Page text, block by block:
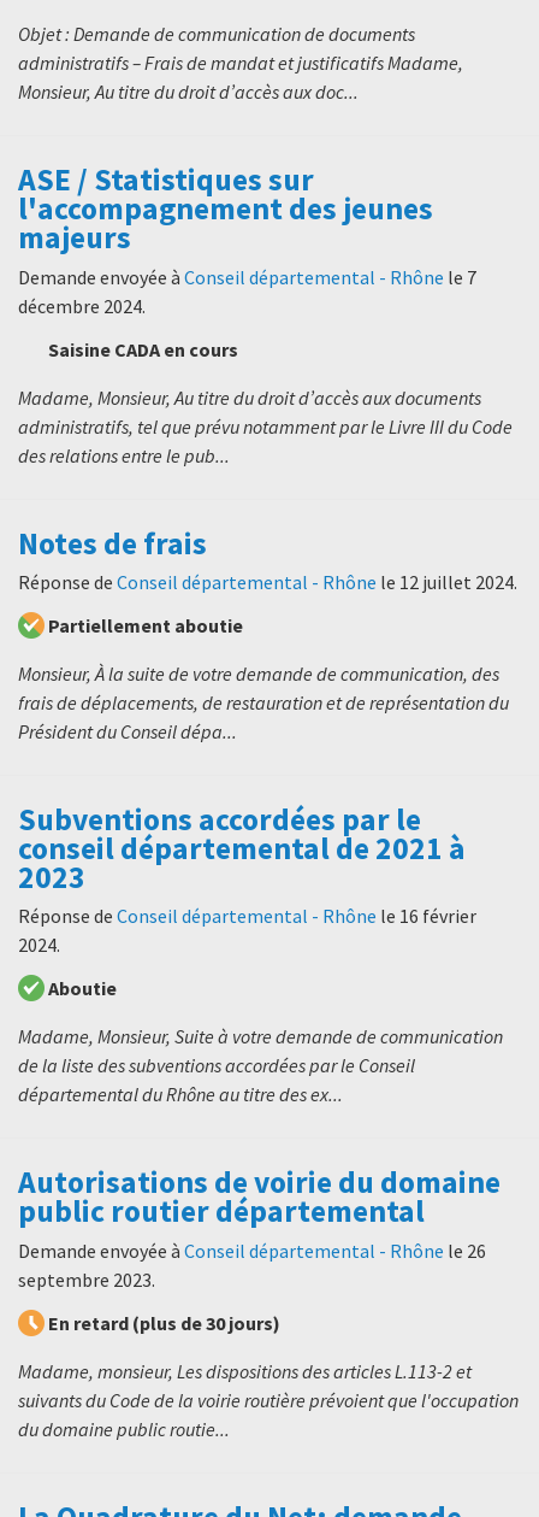
Objet : Demande de communication de documents
administratifs – Frais de mandat et justificatifs Madame,
Monsieur, Au titre du droit d’accès aux doc...
ASE / Statistiques sur
l'accompagnement des jeunes
majeurs
Demande envoyée à Conseil départemental - Rhône le 7
décembre 2024.
Saisine CADA en cours
Madame, Monsieur, Au titre du droit d’accès aux documents
administratifs, tel que prévu notamment par le Livre III du Code
des relations entre le pub...
Notes de frais
Réponse de Conseil départemental - Rhône le 12 juillet 2024.
Partiellement aboutie
Monsieur, À la suite de votre demande de communication, des
frais de déplacements, de restauration et de représentation du
Président du Conseil dépa...
Subventions accordées par le
conseil départemental de 2021 à
2023
Réponse de Conseil départemental - Rhône le 16 février
2024.
Aboutie
Madame, Monsieur, Suite à votre demande de communication
de la liste des subventions accordées par le Conseil
départemental du Rhône au titre des ex...
Autorisations de voirie du domaine
public routier départemental
Demande envoyée à Conseil départemental - Rhône le 26
septembre 2023.
En retard (plus de 30 jours)
Madame, monsieur, Les dispositions des articles L.113-2 et
suivants du Code de la voirie routière prévoient que l'occupation
du domaine public routie...